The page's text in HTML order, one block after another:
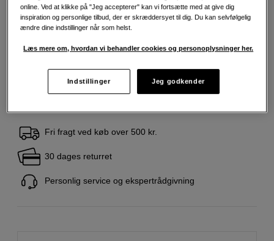
139 DKK
Antal
Læg i indkøbskurv
Fri fragt ved køb over 500 kr.
30 dages returret
Personlig service og ekspertrådgivning
online. Ved at klikke på "Jeg accepterer" kan vi fortsætte med at give dig
inspiration og personlige tilbud, der er skræddersyet til dig. Du kan selvfølgelig
ændre dine indstillinger når som helst.
Læs mere om, hvordan vi behandler cookies og personoplysninger her.
Indstillinger Jeg godkender